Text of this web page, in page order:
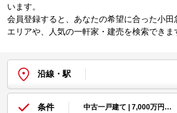
います。
会員登録すると、あなたの希望に合った小
エリアや、人気の一軒家・建売を検索できま
沿線・駅
条件 中古一戸建て | 7,000万円…